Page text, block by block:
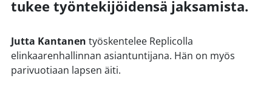
tukee työntekijöidensä jaksamista.
Jutta Kantanen työskentelee Replicolla
elinkaarenhallinnan asiantuntijana. Hän on myös
parivuotiaan lapsen äiti.